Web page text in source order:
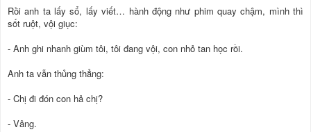
Rồi anh ta lấy sổ, lấy viết… hành động như phim quay chậm, mình thì
sốt ruột, vội giục:
- Anh ghi nhanh giùm tôi, tôi đang vội, con nhỏ tan học rồi.
Anh ta vẫn thủng thẳng:
- Chị đi đón con hả chị?
- Vâng.